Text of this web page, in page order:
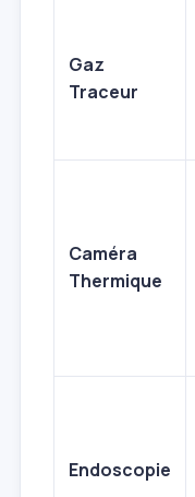
Gaz
Traceur
Caméra
Thermique
Endoscopie